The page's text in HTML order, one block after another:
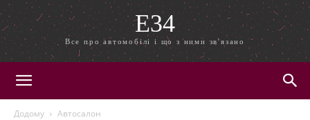
E34
Все про автомобілі і що з ними зв'язано
Додому Автосалон